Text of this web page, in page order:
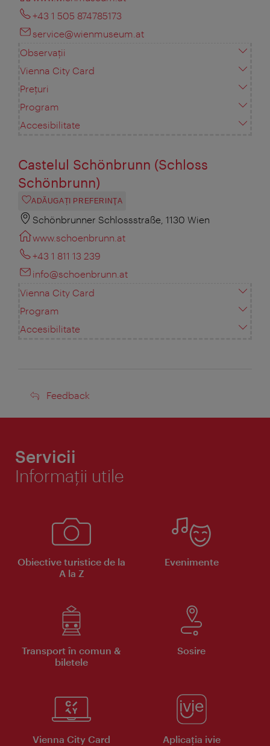
+43 1 505 874785173
service@wienmuseum.at
Observații
Vienna City Card
Prețuri
Program
Accesibilitate
Castelul Schönbrunn (Schloss
Schönbrunn)
ADĂUGAȚI PREFERINŢA
Schönbrunner Schlossstraße, 1130 Wien
www.schoenbrunn.at
+43 1 811 13 239
info@schoenbrunn.at
Vienna City Card
Program
Accesibilitate
Feedback
Feedback
Servicii
Informaţii utile
Obiective turistice de la
A la Z
Evenimente
Transport în comun &
biletele
Sosire
Vienna City Card Aplicaţia ivie